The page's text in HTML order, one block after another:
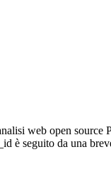
web open
è seguito da una